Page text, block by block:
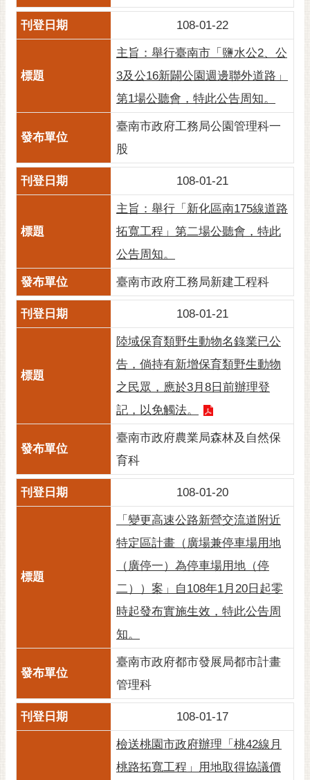
108-01-22
主旨：舉行臺南市「鹽水公2、公
3及公16新闢公園週邊聯外道路」
第1場公聽會，特此公告周知。
臺南市政府工務局公園管理科一
股
108-01-21
主旨：舉行「新化區南175線道路
拓寬工程」第二場公聽會，特此
公告周知。
臺南市政府工務局新建工程科
108-01-21
陸域保育類野生動物名錄業已公
告，倘持有新增保育類野生動物
之民眾，應於3月8日前辦理登
記，以免觸法。
臺南市政府農業局森林及自然保
育科
108-01-20
「變更高速公路新營交流道附近
特定區計畫（廣場兼停車場用地
（廣停一）為停車場用地（停
二））案」自108年1月20日起零
時起發布實施生效，特此公告周
知。
臺南市政府都市發展局都市計畫
管理科
108-01-17
檢送桃園市政府辦理「桃42線月
桃路拓寬工程」用地取得協議價